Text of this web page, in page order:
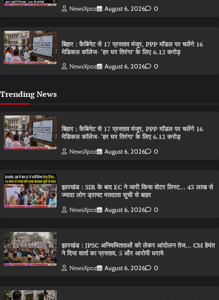
NewsXpoz August 6, 2026 0
बिहार : कैबिनेट से 17 प्रस्ताव मंजूर, PPP मॉडल पर चलेंगे 16
मेडिकल कॉलेज- ‘हर घर तिरंगा’ के लिए 6.12 करोड़
NewsXpoz August 6, 2026 0
Trending News
बिहार : कैबिनेट से 17 प्रस्ताव मंजूर, PPP मॉडल पर चलेंगे 16
मेडिकल कॉलेज- ‘हर घर तिरंगा’ के लिए 6.12 करोड़
NewsXpoz August 6, 2026 0
झारखंड : SIR के बाद EC ने जारी किया वोटर लिस्ट… 43 लाख से
ज्यादा लोग ड्राफ्ट मतदाता सूची से बाहर
NewsXpoz August 6, 2026 0
झारखंड : JPSC अनियमितताओं को लेकर आंदोलन तेज… CM हेमंत
ने दिया वार्ता का प्रस्ताव, 5 और आरोपी धराये
NewsXpoz August 6, 2026 0